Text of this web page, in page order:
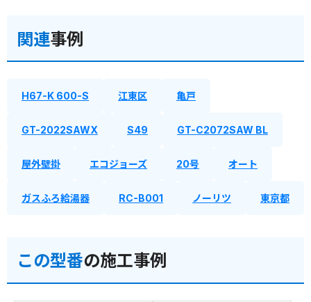
関連事例
H67-K 600-S 江東区 亀戸
GT-2022SAWX S49 GT-C2072SAW BL
屋外壁掛 エコジョーズ 20号 オート
ガスふろ給湯器 RC-B001 ノーリツ 東京都
この型番の施工事例